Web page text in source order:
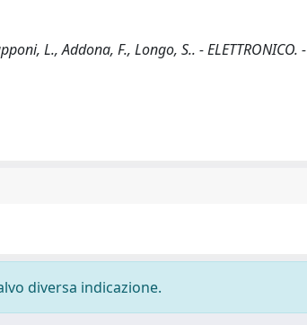
L., Addona, F., Longo, S.. - ELETTRONICO. -
diversa indicazione.